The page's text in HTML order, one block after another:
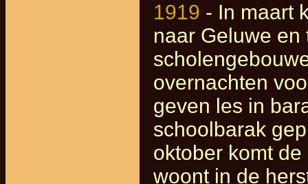
1919 - In maart
naar Geluwe
overnachten
geven les in
schoolbarak
oktober komt
woont in de